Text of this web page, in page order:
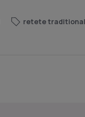
retete